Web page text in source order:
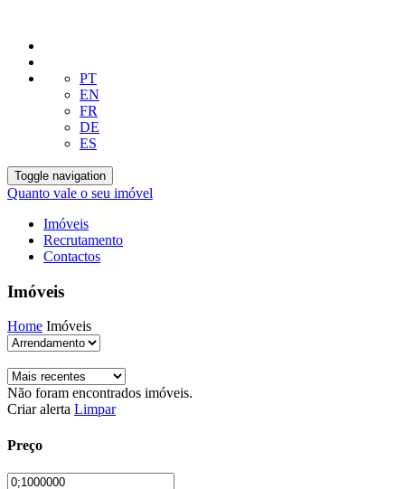
PT
EN
FR
DE
ES
Toggle navigation
Quanto vale o seu imóvel
Imóveis
Recrutamento
Contactos
Imóveis
Home Imóveis
Não foram encontrados imóveis.
Criar alerta Limpar
Preço